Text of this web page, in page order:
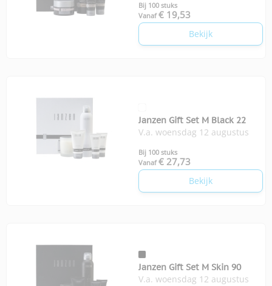
Bij 100 stuks
Vanaf € 19,53
Bekijk
Janzen Gift Set M Black 22
V.a. woensdag 12 augustus
Bij 100 stuks
Vanaf € 27,73
Bekijk
Janzen Gift Set M Skin 90
V.a. woensdag 12 augustus